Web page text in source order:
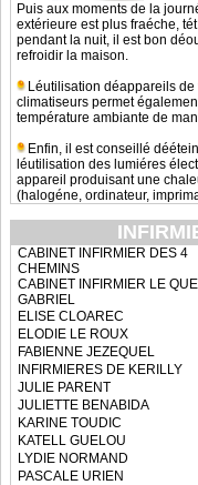
Puis aux moments de la
extérieure est plus fraéche,
pendant la nuit, il est bon
refroidir la maison.
Léutilisation déappareils
climatiseurs permet
température ambiante de
Enfin, il est conseillé
léutilisation des lumiéres
appareil produisant une
(halogéne, ordinateur,
CABINET INFIRMIER DES 4
CHEMINS
CABINET INFIRMIER LE
GABRIEL
ELISE CLOAREC
ELODIE LE ROUX
FABIENNE JEZEQUEL
INFIRMIERES DE KERILLY
JULIE PARENT
JULIETTE BENABIDA
KARINE TOUDIC
KATELL GUELOU
LYDIE NORMAND
PASCALE URIEN